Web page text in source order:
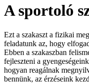
A sportoló
Ezt a szakaszt a fizikai
feladatunk az, hogy
Ebben a szakaszban
fejleszteni a
hogyan reagálnak
bennünk, az érzéseink